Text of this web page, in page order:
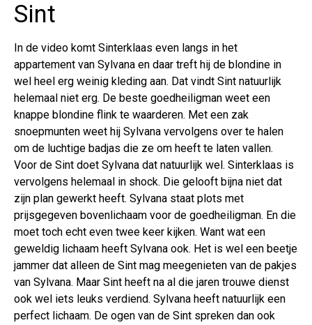
Sint
In de video komt Sinterklaas even langs in het
appartement van Sylvana en daar treft hij de blondine in
wel heel erg weinig kleding aan. Dat vindt Sint natuurlijk
helemaal niet erg. De beste goedheiligman weet een
knappe blondine flink te waarderen. Met een zak
snoepmunten weet hij Sylvana vervolgens over te halen
om de luchtige badjas die ze om heeft te laten vallen.
Voor de Sint doet Sylvana dat natuurlijk wel. Sinterklaas is
vervolgens helemaal in shock. Die gelooft bijna niet dat
zijn plan gewerkt heeft. Sylvana staat plots met
prijsgegeven bovenlichaam voor de goedheiligman. En die
moet toch echt even twee keer kijken. Want wat een
geweldig lichaam heeft Sylvana ook. Het is wel een beetje
jammer dat alleen de Sint mag meegenieten van de pakjes
van Sylvana. Maar Sint heeft na al die jaren trouwe dienst
ook wel iets leuks verdiend. Sylvana heeft natuurlijk een
perfect lichaam. De ogen van de Sint spreken dan ook